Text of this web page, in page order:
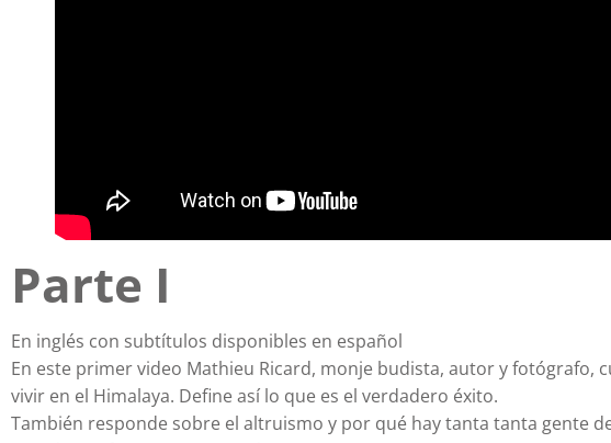
Parte I
En inglés con subtítulos disponibles en español
En este primer video Mathieu Ricard, monje budista, autor y
vivir en el Himalaya. Define así lo que es el verdadero éxito.
También responde sobre el altruismo y por qué hay tanta tanta gente